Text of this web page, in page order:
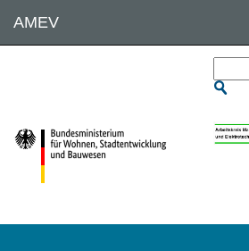
DirektAMEV